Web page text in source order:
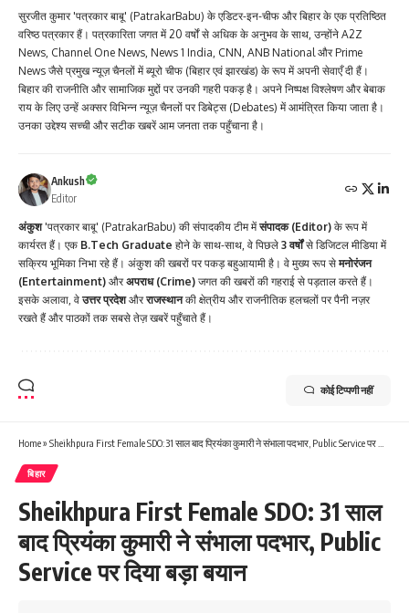
सुरजीत कुमार 'पत्रकार बाबू' (PatrakarBabu) के एडिटर-इन-चीफ और बिहार के एक प्रतिष्ठित
वरिष्ठ पत्रकार हैं। पत्रकारिता जगत में 20 वर्षों से अधिक के अनुभव के साथ, उन्होंने A2Z
News, Channel One News, News 1 India, CNN, ANB National और Prime
News जैसे प्रमुख न्यूज़ चैनलों में ब्यूरो चीफ (बिहार एवं झारखंड) के रूप में अपनी सेवाएँ दी हैं।
बिहार की राजनीति और सामाजिक मुद्दों पर उनकी गहरी पकड़ है। अपने निष्पक्ष विश्लेषण और बेबाक
राय के लिए उन्हें अक्सर विभिन्न न्यूज़ चैनलों पर डिबेट्स (Debates) में आमंत्रित किया जाता है।
उनका उद्देश्य सच्ची और सटीक खबरें आम जनता तक पहुँचाना है।
Ankush
Editor
अंकुश'पत्रकार बाबू' (PatrakarBabu) की संपादकीय टीम मेंसंपादक (Editor) के रूप में
कार्यरत हैं। एक B.Tech Graduate होने के साथ-साथ, वे पिछले 3 वर्षोंसे डिजिटल मीडिया में
सक्रिय भूमिका निभा रहे हैं। अंकुश की खबरों पर पकड़ बहुआयामी है। वे मुख्य रूप से मनोरंजन
(Entertainment) औरअपराध (Crime) जगत की खबरों की गहराई से पड़ताल करते हैं।
इसके अलावा, वे उत्तर प्रदेशऔरराजस्थानकी क्षेत्रीय और राजनीतिक हलचलों पर पैनी नज़र
रखते हैं और पाठकों तक सबसे तेज़ खबरें पहुँचाते हैं।
कोई टिप्पणी नहीं
Home» Sheikhpura First Female SDO: 31 साल बाद प्रियंका कुमारी ने संभाला पदभार, Public Service पर दिया बड़ा बयान
बिहार
Sheikhpura First Female SDO: 31 साल
बाद प्रियंका कुमारी ने संभाला पदभार, Public
Service पर दिया बड़ा बयान